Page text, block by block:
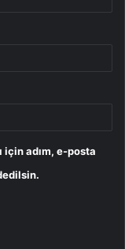
için adım, e-posta